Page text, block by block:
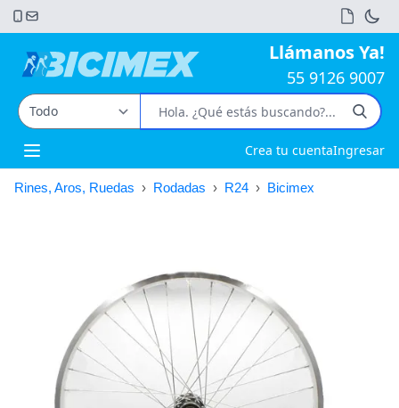
Llámanos Ya!
55 9126 9007
Open main menu Crea tu cuentaIngresar
Rines, Aros, Ruedas › Rodadas › R24 › Bicimex